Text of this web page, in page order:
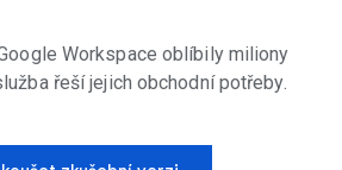
Workspace oblíbily miliony
řeší jejich obchodní potřeby.